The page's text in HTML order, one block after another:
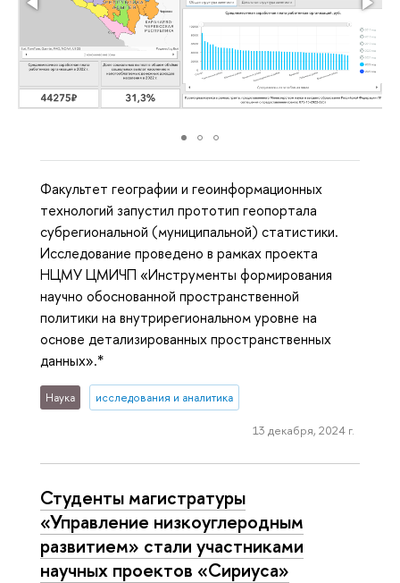
Факультет географии и геоинформационных
технологий запустил прототип геопортала
субрегиональной (муниципальной) статистики.
Исследование проведено в рамках проекта
НЦМУ ЦМИЧП «Инструменты формирования
научно обоснованной пространственной
политики на внутрирегиональном уровне на
основе детализированных пространственных
данных».*
Наука исследования и аналитика
13 декабря, 2024 г.
Студенты магистратуры
«Управление низкоуглеродным
развитием» стали участниками
научных проектов «Сириуса»